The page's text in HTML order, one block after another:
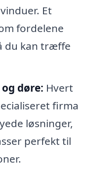
Et
fordelene
du kan træffe
døre: Hvert
firma
løsninger,
perfekt til